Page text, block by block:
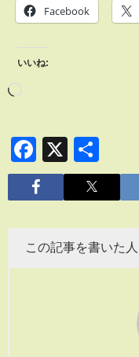
Facebook
いいね:
Facebook
X
有
この記事を書いた人